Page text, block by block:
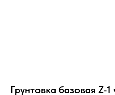
Грунтовка базовая Z-